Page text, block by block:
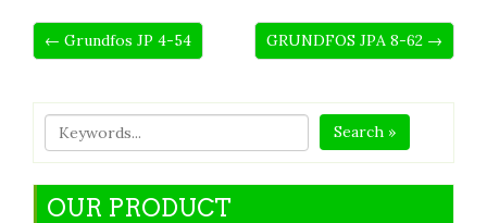
← Grundfos JP 4-54 GRUNDFOS JPA 8-62 →
Search »
OUR PRODUCT